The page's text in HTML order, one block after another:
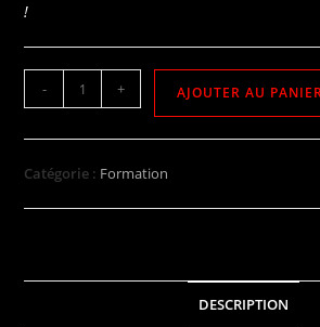
!
- + AJOUTER AU
Catégorie : Formation
DESCRIPTION